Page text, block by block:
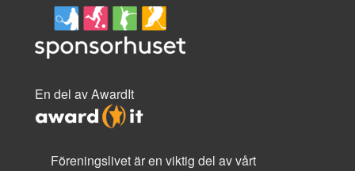
En del av AwardIt
Föreningslivet är en viktig del av vårt